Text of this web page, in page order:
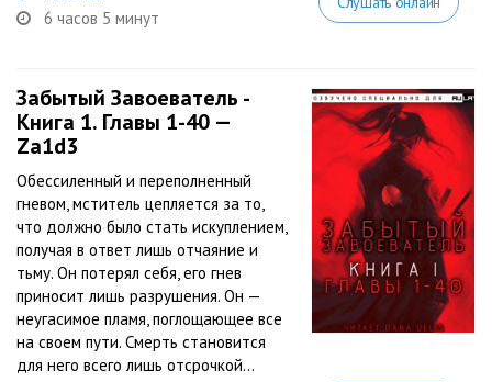
6 часов 5 минут
Забытый Завоеватель -
Книга 1. Главы 1-40 —
Za1d3
Обессиленный и переполненный
гневом, мститель цепляется за то,
что должно было стать искуплением,
получая в ответ лишь отчаяние и
тьму. Он потерял себя, его гнев
приносит лишь разрушения. Он —
неугасимое пламя, поглощающее все
на своем пути. Смерть становится
для него всего лишь отсрочкой...